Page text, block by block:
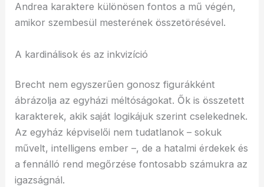
Andrea karaktere különösen fontos a mű végén,
amikor szembesül mesterének összetörésével.
A kardinálisok és az inkvizíció
Brecht nem egyszerűen gonosz figurákként
ábrázolja az egyházi méltóságokat. Ők is összetett
karakterek, akik saját logikájuk szerint cselekednek.
Az egyház képviselői nem tudatlanok – sokuk
művelt, intelligens ember –, de a hatalmi érdekek és
a fennálló rend megőrzése fontosabb számukra az
igazságnál.